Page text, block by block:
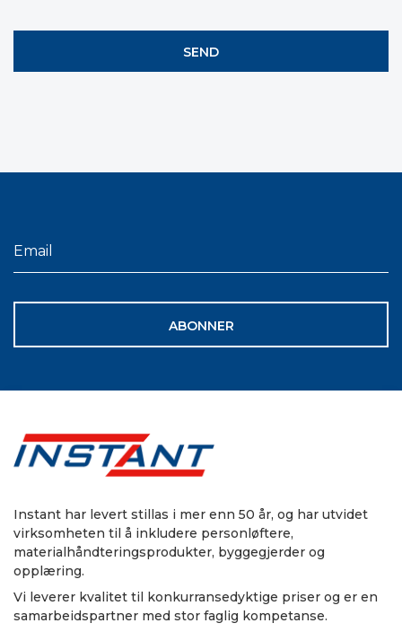
ABONNER
Instant har levert stillas i mer enn 50 år, og har utvidet
virksomheten til å inkludere personløftere,
materialhåndteringsprodukter, byggegjerder og
opplæring.
Vi leverer kvalitet til konkurransedyktige priser og er en
samarbeidspartner med stor faglig kompetanse.